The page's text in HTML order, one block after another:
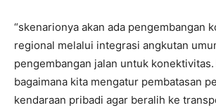
“skenarionya akan ada pengembangan
regional melalui integrasi angkutan
pengembangan jalan untuk konektivitas.
bagaimana kita mengatur pembatasan
kendaraan pribadi agar beralih ke